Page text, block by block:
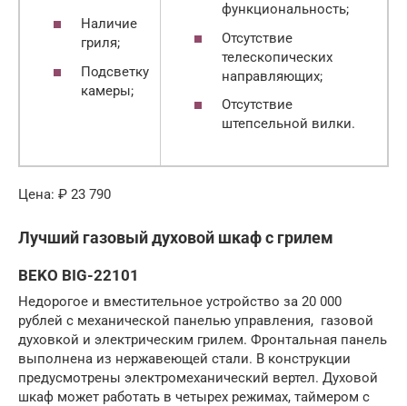
Наличие
гриля;
Подсветку
камеры;
функциональность;
Отсутствие
телескопических
направляющих;
Отсутствие
штепсельной вилки.
Цена: ₽ 23 790
Лучший газовый духовой шкаф с грилем
BEKO BIG-22101
Недорогое и вместительное устройство за 20 000
рублей с механической панелью управления, газовой
духовкой и электрическим грилем. Фронтальная панель
выполнена из нержавеющей стали. В конструкции
предусмотрены электромеханический вертел. Духовой
шкаф может работать в четырех режимах, таймером с